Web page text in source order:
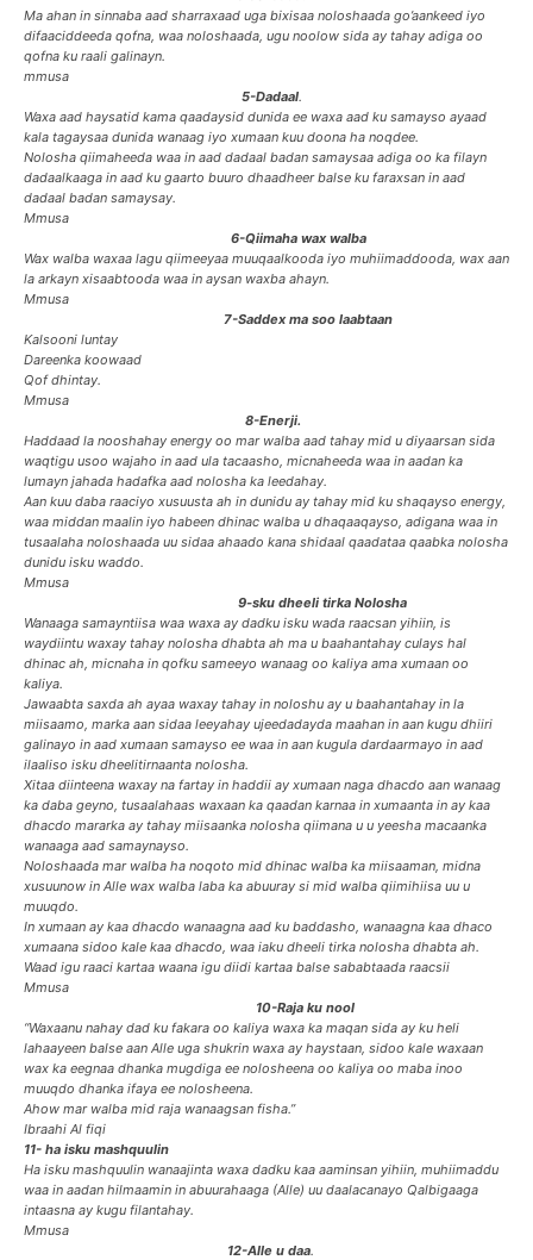
Ma ahan in sinnaba aad sharraxaad uga bixisaa noloshaada go’aankeed iyo
difaaciddeeda qofna, waa noloshaada, ugu noolow sida ay tahay adiga oo
qofna ku raali galinayn.
mmusa
5-Dadaal.
Waxa aad haysatid kama qaadaysid dunida ee waxa aad ku samayso ayaad
kala tagaysaa dunida wanaag iyo xumaan kuu doona ha noqdee.
Nolosha qiimaheeda waa in aad dadaal badan samaysaa adiga oo ka filayn
dadaalkaaga in aad ku gaarto buuro dhaadheer balse ku faraxsan in aad
dadaal badan samaysay.
Mmusa
6-Qiimaha wax walba
Wax walba waxaa lagu qiimeeyaa muuqaalkooda iyo muhiimaddooda, wax aan
la arkayn xisaabtooda waa in aysan waxba ahayn.
Mmusa
7-Saddex ma soo laabtaan
Kalsooni luntay
Dareenka koowaad
Qof dhintay.
Mmusa
8-Enerji.
Haddaad la nooshahay energy oo mar walba aad tahay mid u diyaarsan sida
waqtigu usoo wajaho in aad ula tacaasho, micnaheeda waa in aadan ka
lumayn jahada hadafka aad nolosha ka leedahay.
Aan kuu daba raaciyo xusuusta ah in dunidu ay tahay mid ku shaqayso energy,
waa middan maalin iyo habeen dhinac walba u dhaqaaqayso, adigana waa in
tusaalaha noloshaada uu sidaa ahaado kana shidaal qaadataa qaabka nolosha
dunidu isku waddo.
Mmusa
9-sku dheeli tirka Nolosha
Wanaaga samayntiisa waa waxa ay dadku isku wada raacsan yihiin, is
waydiintu waxay tahay nolosha dhabta ah ma u baahantahay culays hal
dhinac ah, micnaha in qofku sameeyo wanaag oo kaliya ama xumaan oo
kaliya.
Jawaabta saxda ah ayaa waxay tahay in noloshu ay u baahantahay in la
miisaamo, marka aan sidaa leeyahay ujeedadayda maahan in aan kugu dhiiri
galinayo in aad xumaan samayso ee waa in aan kugula dardaarmayo in aad
ilaaliso isku dheelitirnaanta nolosha.
Xitaa diinteena waxay na fartay in haddii ay xumaan naga dhacdo aan wanaag
ka daba geyno, tusaalahaas waxaan ka qaadan karnaa in xumaanta in ay kaa
dhacdo mararka ay tahay miisaanka nolosha qiimana u u yeesha macaanka
wanaaga aad samaynayso.
Noloshaada mar walba ha noqoto mid dhinac walba ka miisaaman, midna
xusuunow in Alle wax walba laba ka abuuray si mid walba qiimihiisa uu u
muuqdo.
In xumaan ay kaa dhacdo wanaagna aad ku baddasho, wanaagna kaa dhaco
xumaana sidoo kale kaa dhacdo, waa iaku dheeli tirka nolosha dhabta ah.
Waad igu raaci kartaa waana igu diidi kartaa balse sababtaada raacsii
Mmusa
10-Raja ku nool
“Waxaanu nahay dad ku fakara oo kaliya waxa ka maqan sida ay ku heli
lahaayeen balse aan Alle uga shukrin waxa ay haystaan, sidoo kale waxaan
wax ka eegnaa dhanka mugdiga ee nolosheena oo kaliya oo maba inoo
muuqdo dhanka ifaya ee nolosheena.
Ahow mar walba mid raja wanaagsan fisha.”
Ibraahi Al fiqi
11- ha isku mashquulin
Ha isku mashquulin wanaajinta waxa dadku kaa aaminsan yihiin, muhiimaddu
waa in aadan hilmaamin in abuurahaaga (Alle) uu daalacanayo Qalbigaaga
intaasna ay kugu filantahay.
Mmusa
12-Alle u daa.